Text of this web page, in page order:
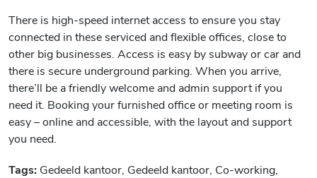
There is high-speed internet access to ensure you stay
connected in these serviced and flexible offices, close to
other big businesses. Access is easy by subway or car and
there is secure underground parking. When you arrive,
there’ll be a friendly welcome and admin support if you
need it. Booking your furnished office or meeting room is
easy – online and accessible, with the layout and support
you need.
Tags: Gedeeld kantoor, Gedeeld kantoor, Co-working,